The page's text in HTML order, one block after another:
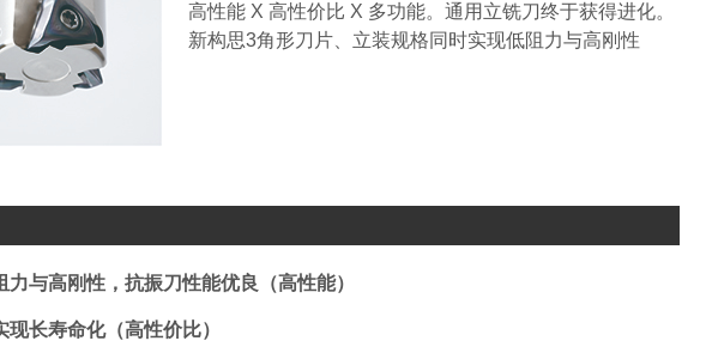
高性能 X 高性价比 X 多功能。通用立铣刀终于获得进化。
新构思3角形刀片、立装规格同时实现低阻力与高刚性
力与高刚性，抗振刀性能优良（高性能）
现长寿命化（高性价比）